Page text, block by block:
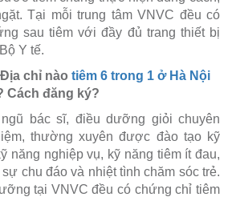
Tại mỗi trung tâm VNVC đều có
sau tiêm với đầy đủ trang thiết bị
Y tế.
Địa chỉ nào tiêm 6 trong 1 ở Hà Nội
Cách đăng ký?
bác sĩ, điều dưỡng giỏi chuyên
thường xuyên được đào tạo kỹ
năng nghiệp vụ, kỹ năng tiêm ít đau,
chu đáo và nhiệt tình chăm sóc trẻ.
tại VNVC đều có chứng chỉ tiêm